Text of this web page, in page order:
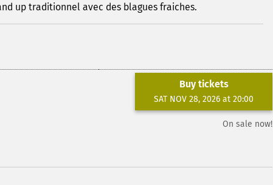
up traditionnel avec des blagues fraiches.
Buy tickets
SAT NOV 28, 2026 at 20:00
On sale now!